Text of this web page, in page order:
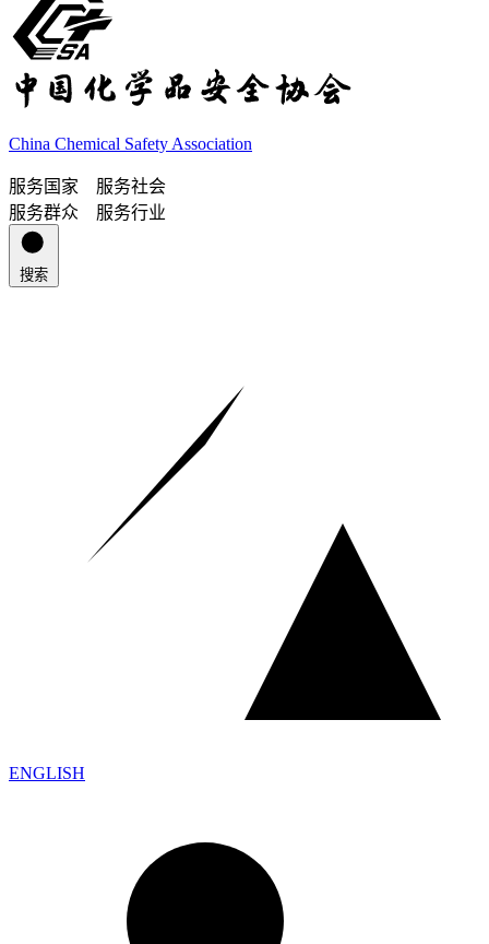
China Chemical Safety Association
服务国家 服务社会
服务群众 服务行业
搜索
ENGLISH